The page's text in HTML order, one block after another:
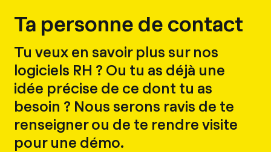
Ta personne de contact
Tu veux en savoir plus sur nos
logiciels RH ? Ou tu as déjà une
idée précise de ce dont tu as
besoin ? Nous serons ravis de te
renseigner ou de te rendre visite
pour une démo.